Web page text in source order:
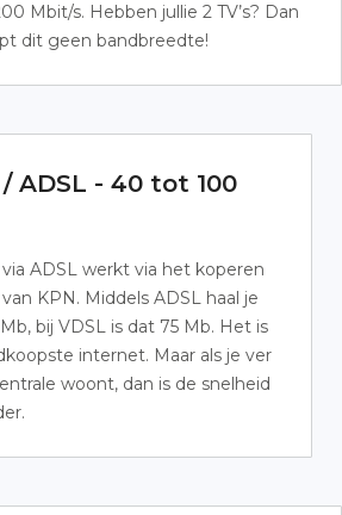
Mbit/s. Hebben jullie 2 TV’s? Dan
dit geen bandbreedte!
/ ADSL - 40 tot 100
ADSL werkt via het koperen
KPN. Middels ADSL haal je
bij VDSL is dat 75 Mb. Het is
internet. Maar als je ver
woont, dan is de snelheid